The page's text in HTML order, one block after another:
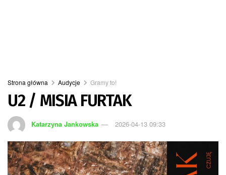
Strona główna Audycje Gramy to!
U2 / MISIA FURTAK
Katarzyna Jankowska 2026-04-13 09:33